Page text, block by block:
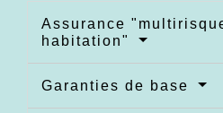
Assurance
habitation"
Garanties de base